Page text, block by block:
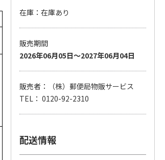
在庫：在庫あり
販売期間
2026年06月05日～2027年06月04日
販売者：（株）郵便局物販サービス
TEL： 0120-92-2310
配送情報